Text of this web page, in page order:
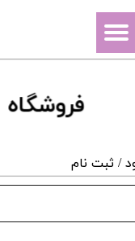
فروشگاه
/ ثبت نام
حساب کاربری من
سفارشات